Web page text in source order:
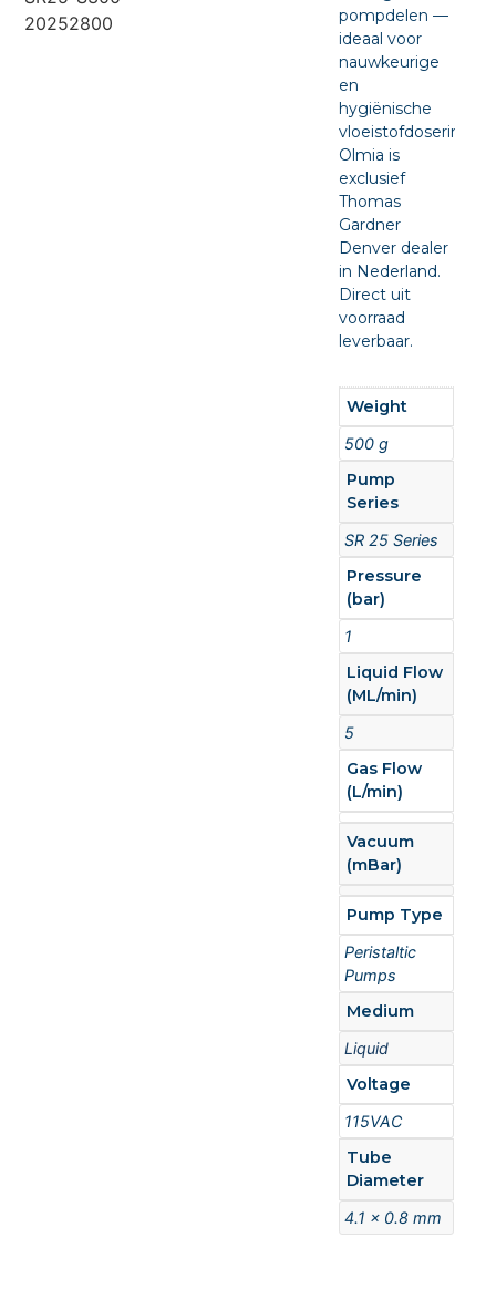
pompdelen —
ideaal voor
nauwkeurige
en
hygiënische
vloeistofdosering.
Olmia is
exclusief
Thomas
Gardner
Denver dealer
in Nederland.
Direct uit
voorraad
leverbaar.
Weight
500 g
Pump
Series
SR 25 Series
Pressure
(bar)
1
Liquid Flow
(ML/min)
5
Gas Flow
(L/min)
Vacuum
(mBar)
Pump Type
Peristaltic
Pumps
Medium
Liquid
Voltage
115VAC
Tube
Diameter
4.1 x 0.8 mm